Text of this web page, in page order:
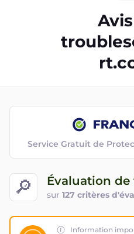
🔎 Évaluation
sur 127 critères
Service Gratuit de
Information